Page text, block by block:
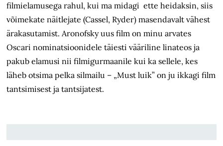
filmielamusega rahul, kui ma midagi ette heidaksin, siis
võimekate näitlejate (Cassel, Ryder) masendavalt vähest
ärakasutamist. Aronofsky uus film on minu arvates
Oscari nominatsioonidele täiesti vääriline linateos ja
pakub elamusi nii filmigurmaanile kui ka sellele, kes
läheb otsima pelka silmailu – „Must luik” on ju ikkagi film
tantsimisest ja tantsijatest.